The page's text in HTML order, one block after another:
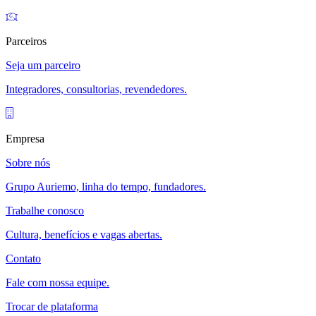
Parceiros
Seja um parceiro
Integradores, consultorias, revendedores.
Empresa
Sobre nós
Grupo Auriemo, linha do tempo, fundadores.
Trabalhe conosco
Cultura, benefícios e vagas abertas.
Contato
Fale com nossa equipe.
Trocar de plataforma